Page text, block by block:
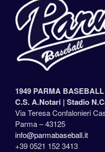
1949 PARMA BASEBALL
C.S. A.Notari | Stadio
Via Teresa Confalonieri
Parma – 43125
info@parmabaseball.it
+39 0521 152 3413